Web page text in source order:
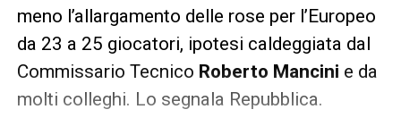
meno l’allargamento delle rose per l’Europeo
da 23 a 25 giocatori, ipotesi caldeggiata dal
Commissario Tecnico Roberto Mancini e da
molti colleghi. Lo segnala Repubblica.